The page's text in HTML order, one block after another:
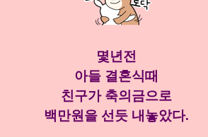
몇년전
아들 결혼식때
친구가 축의금으로
백만원을 선듯 내놓았다.